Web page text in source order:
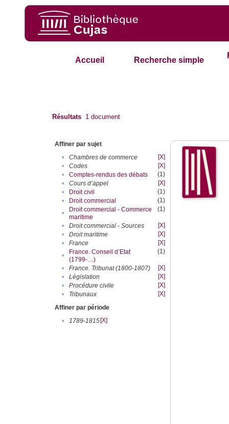
Accueil Recherche simple
Résultats 1 document
Affiner par sujet
•
Chambres de commerce
[X]
•
Codes
[X]
•
Comptes-rendus des débats
(1)
•
Cours d’appel
[X]
•
Droit civil
(1)
•
Droit commercial
(1)
•
Droit commercial - Commerce
maritime
(1)
• Droit commercial - Sources
[X]
•
Droit maritime
[X]
•
France
[X]
•
France. Conseil d’Etat
(1799-....)
(1)
• France. Tribunat (1800-1807)
[X]
•
Législation
[X]
•
Procédure civile
[X]
•
Tribunaux
[X]
Affiner par période
•
1789-1815[X]